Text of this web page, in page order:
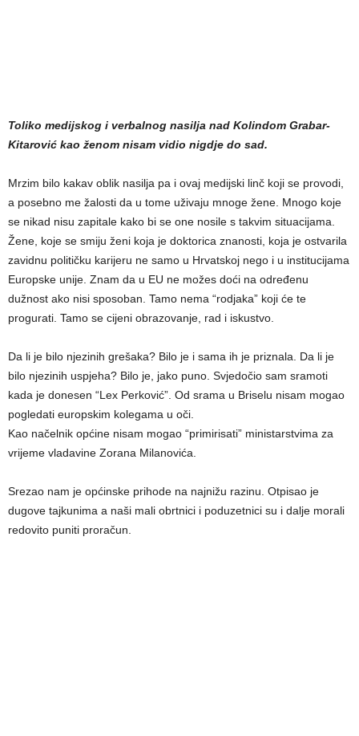
Toliko medijskog i verbalnog nasilja nad Kolindom Grabar-
Kitarović kao ženom nisam vidio nigdje do sad.
Mrzim bilo kakav oblik nasilja pa i ovaj medijski linč koji se provodi,
a posebno me žalosti da u tome uživaju mnoge žene. Mnogo koje
se nikad nisu zapitale kako bi se one nosile s takvim situacijama.
Žene, koje se smiju ženi koja je doktorica znanosti, koja je ostvarila
zavidnu političku karijeru ne samo u Hrvatskoj nego i u institucijama
Europske unije. Znam da u EU ne možes doći na određenu
dužnost ako nisi sposoban. Tamo nema “rodjaka” koji će te
progurati. Tamo se cijeni obrazovanje, rad i iskustvo.
Da li je bilo njezinih grešaka? Bilo je i sama ih je priznala. Da li je
bilo njezinih uspjeha? Bilo je, jako puno. Svjedočio sam sramoti
kada je donesen “Lex Perković”. Od srama u Briselu nisam mogao
pogledati europskim kolegama u oči.
Kao načelnik općine nisam mogao “primirisati” ministarstvima za
vrijeme vladavine Zorana Milanovića.
Srezao nam je općinske prihode na najnižu razinu. Otpisao je
dugove tajkunima a naši mali obrtnici i poduzetnici su i dalje morali
redovito puniti proračun.